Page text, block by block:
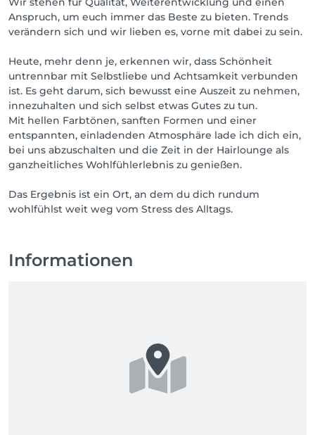
Anspruch, um euch immer das Beste zu bieten. Trends
verändern sich und wir lieben es, vorne mit dabei zu sein.
Heute, mehr denn je, erkennen wir, dass Schönheit
untrennbar mit Selbstliebe und Achtsamkeit verbunden
ist. Es geht darum, sich bewusst eine Auszeit zu nehmen,
innezuhalten und sich selbst etwas Gutes zu tun.
Mit hellen Farbtönen, sanften Formen und einer
entspannten, einladenden Atmosphäre lade ich dich ein,
bei uns abzuschalten und die Zeit in der Hairlounge als
ganzheitliches Wohlfühlerlebnis zu genießen.
Das Ergebnis ist ein Ort, an dem du dich rundum
wohlfühlst weit weg vom Stress des Alltags.
Informationen